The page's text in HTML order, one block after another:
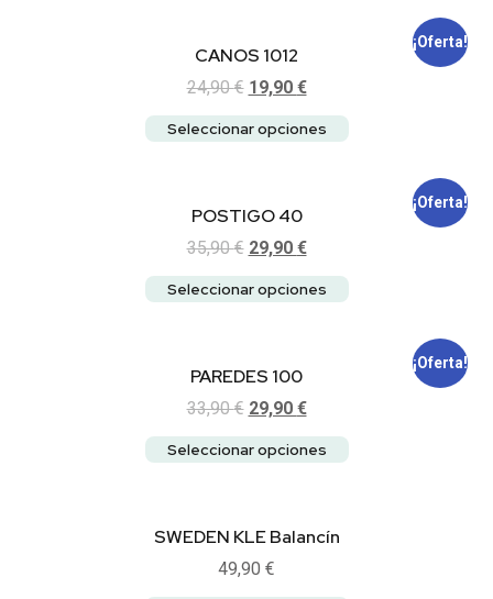
¡Oferta!
CANOS 1012
24,90€ 19,90 €
Seleccionar opciones
¡Oferta!
POSTIGO 40
35,90€ 29,90 €
Seleccionar opciones
¡Oferta!
PAREDES 100
33,90€ 29,90 €
Seleccionar opciones
SWEDEN KLE Balancín
49,90 €